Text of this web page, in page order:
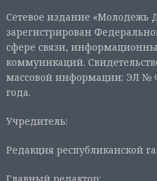
Сетевое издание «Молодежь
зарегистрирован
сфере связи,
коммуникаций.
массовой информации: ЭЛ №
года.
Учредитель:
Редакция республиканской